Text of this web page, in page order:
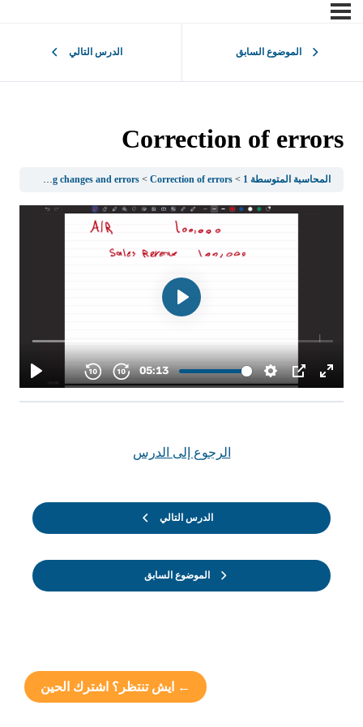
الموضوع السابق الدرس التالي
Correction of errors
المحاسبة المتوسطة 1 Accounting changes and errors Correction of errors
الموضوع السابق
الرجوع إلى الدرس
الدرس التالي
← ايش تنتظر؟ اشترك الحين